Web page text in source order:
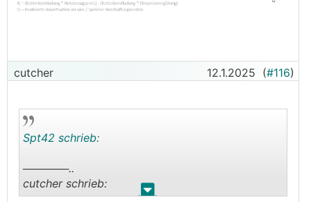
cutcher 12.1.2025 (#116)
. .
Spt42 schrieb:
──────..
cutcher schrieb: